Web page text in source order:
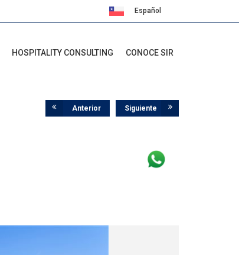
Español
HOSPITALITY CONSULTING CONOCE SIR
Anterior Siguiente